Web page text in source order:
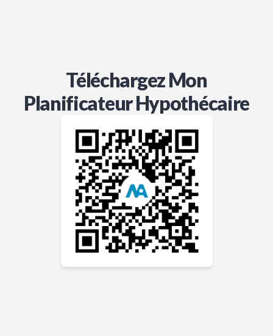
Téléchargez Mon
Planificateur Hypothécaire